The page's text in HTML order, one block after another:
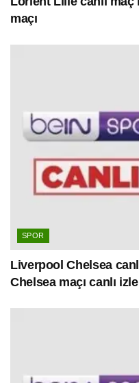
maçı
SPOR
Liverpool Chelsea
Chelsea maçı canlı izle